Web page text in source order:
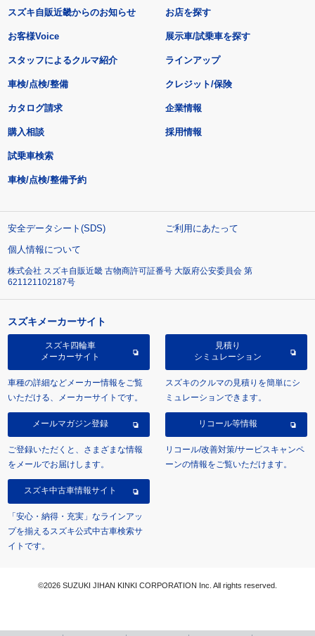
スズキ自販近畿からのお知らせ
お客様Voice
スタッフによるクルマ紹介
お店を探す
展示車/試乗車を探す
ラインアップ
車検/点検/整備 クレジット/保険
カタログ請求
購入相談
試乗車検索
車検/点検/整備予約
企業情報
採用情報
安全データシート(SDS)
ご利用にあたって
個人情報について
株式会社 スズキ自販近畿 古物商許可証番号 大阪府公安委員会 第
621121102187号
スズキメーカーサイト
スズキ四輪車
メーカーサイト
車種の詳細などメーカー情報をご覧
いただける、メーカーサイトです。
見積り
シミュレーション
スズキのクルマの見積りを簡単にシ
ミュレーションできます。
メールマガジン登録
ご登録いただくと、さまざまな情報
をメールでお届けします。
リコール等情報
リコール/改善対策/サービスキャンペ
ーンの情報をご覧いただけます。
スズキ中古車情報サイト
「安心・納得・充実」なラインアッ
プを揃えるスズキ公式中古車検索サ
イトです。
©2026 SUZUKI JIHAN KINKI CORPORATION Inc. All rights reserved.